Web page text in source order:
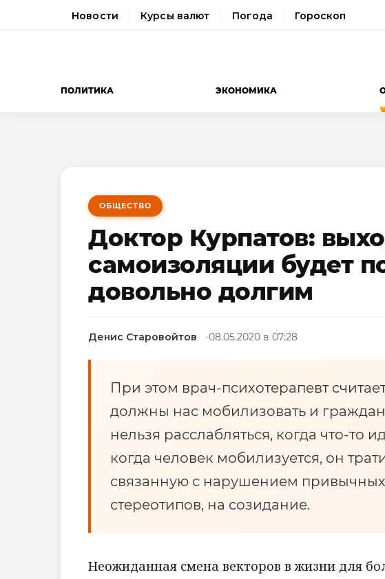
Новости Курсы валют Погода Гороскоп
ПОЛИТИКА ЭКОНОМИКА
ОБЩЕСТВО
Доктор Курпатов:
самоизоляции будет
довольно долгим
Денис Старовойтов 08.05.2020 в 07:28
При этом врач-психотерапевт
должны нас мобилизовать и
нельзя расслабляться, когда что-то
когда человек мобилизуется, он
связанную с нарушением
стереотипов, на созидание.
Неожиданная смена векторов в жизни для